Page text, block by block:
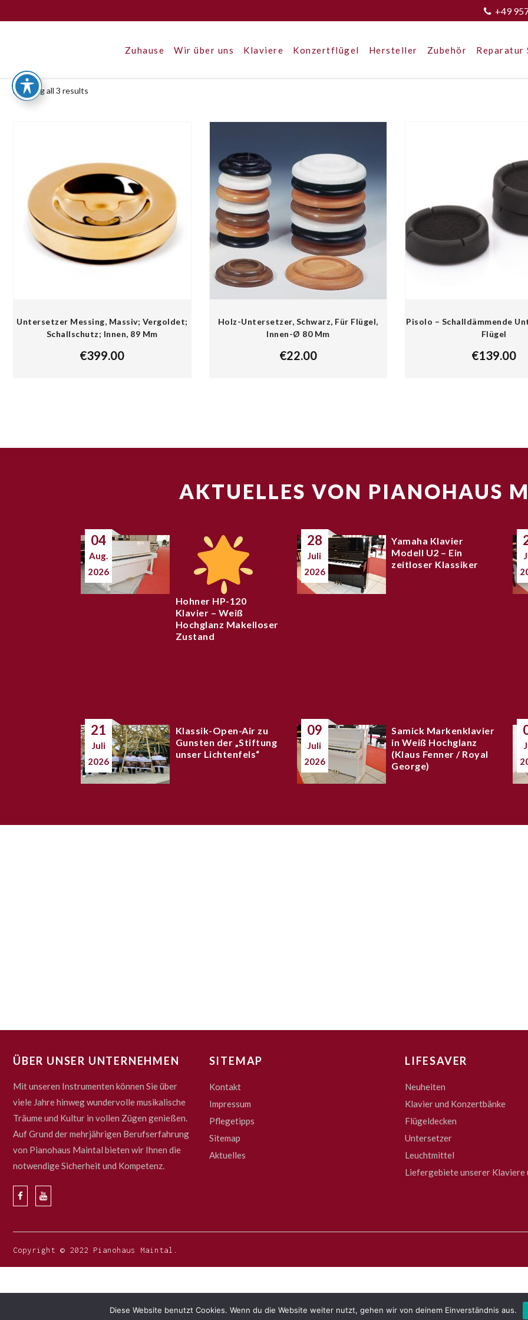
+49
Zuhause Wir über uns Klaviere Konzertflügel Hersteller Zubehör Reparatur
Showing all 3 results
Untersetzer Messing, Massiv; Vergoldet;
Schallschutz; Innen, 89 Mm
€399.00
Holz-Untersetzer, Schwarz, Für Flügel,
Innen-Ø 80 Mm
€22.00
Pisolo – Schalldämmende
Flügel
€139.00
AKTUELLES VON PIANOHAUS
04
Aug.
2026
Hohner HP-120
Klavier – Weiß
Hochglanz Makelloser
Zustand
28
Juli
2026
Yamaha Klavier
Modell U2 – Ein
zeitloser Klassiker
21
Juli
2026
Klassik-Open-Air zu
Gunsten der „Stiftung
unser Lichtenfels“
09
Juli
2026
Samick Markenklavier
in Weiß Hochglanz
(Klaus Fenner / Royal
George)
ÜBER UNSER UNTERNEHMEN
Mit unseren Instrumenten können Sie über
viele Jahre hinweg wundervolle musikalische
Träume und Kultur in vollen Zügen genießen.
Auf Grund der mehrjährigen Berufserfahrung
von Pianohaus Maintal bieten wir Ihnen die
notwendige Sicherheit und Kompetenz.
SITEMAP
Kontakt
Impressum
Pflegetipps
Sitemap
Aktuelles
LIFESAVER
Neuheiten
Klavier und Konzertbänke
Flügeldecken
Untersetzer
Leuchtmittel
Liefergebiete unserer Klaviere
Copyright © 2022 Pianohaus Maintal.
Diese Website benutzt Cookies. Wenn du die Website weiter nutzt, gehen wir von deinem Einverständnis aus.